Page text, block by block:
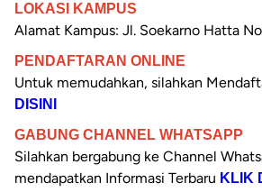
LOKASI KAMPUS
Alamat Kampus: Jl. Soekarno Hatta
PENDAFTARAN ONLINE
Untuk memudahkan, silahkan
DISINI
GABUNG CHANNEL WHATSAPP
Silahkan bergabung ke Channel
mendapatkan Informasi Terbaru KLIK